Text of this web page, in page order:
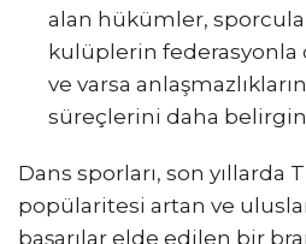
alan hükümler,
kulüplerin federasyonla
ve varsa
süreçlerini daha
Dans sporları, son yıllarda
popülaritesi artan ve
başarılar elde edilen bir